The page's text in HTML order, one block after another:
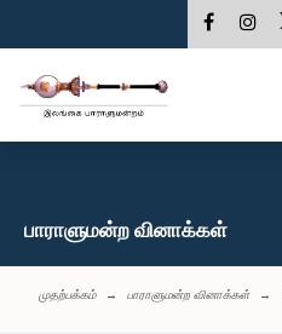
பாராளுமன்ற வினாக்கள்
முதற்பக்கம் பாராளுமன்ற வினாக்கள்